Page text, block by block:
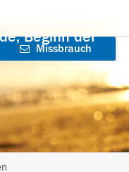
Beginn der
Missbrauch